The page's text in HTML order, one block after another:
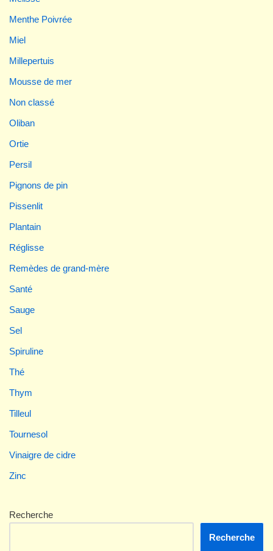
Menthe Poivrée
Miel
Millepertuis
Mousse de mer
Non classé
Oliban
Ortie
Persil
Pignons de pin
Pissenlit
Plantain
Réglisse
Remèdes de grand-mère
Santé
Sauge
Sel
Spiruline
Thé
Thym
Tilleul
Tournesol
Vinaigre de cidre
Zinc
Recherche
Recherche